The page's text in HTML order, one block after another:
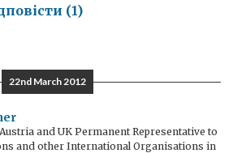
(1)
22nd March 2012
and UK Permanent Representative to
and other International Organisations in